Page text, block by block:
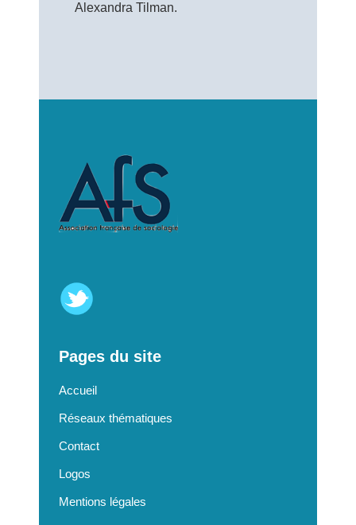
Alexandra Tilman.
Pages du site
Accueil
Réseaux thématiques
Contact
Logos
Mentions légales